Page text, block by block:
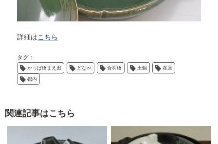
詳細は こちら
タグ：
かっぱ橋まえ田 どなべ 合羽橋 土鍋 在庫
都内
関連記事はこちら